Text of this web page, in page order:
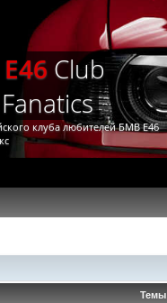
E46 Club
клуба любителей БМВ Е46
Темы